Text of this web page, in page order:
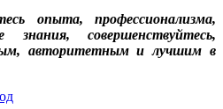
опыта, профессионализма,
знания, совершенствуйтесь,
авторитетным и лучшим в